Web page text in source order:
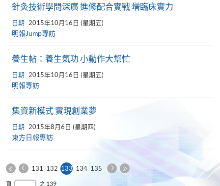
針灸技術學問深廣 進修配合實戰 增臨床實力
日期 2015年10月16日 (星期五)
明報Jump專訪
養生帖：養生氣功 小動作大幫忙
日期 2015年10月16日 (星期五)
明報專訪
集資新模式 實現創業夢
日期 2015年8月6日 (星期四)
東方日報專訪
第
上 131 132 133本134 135
下
最
頁 之 139